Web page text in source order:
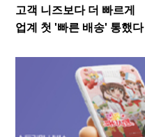
고객 니즈보다 더 빠르게
업계 첫 '빠른 배송' 통했다